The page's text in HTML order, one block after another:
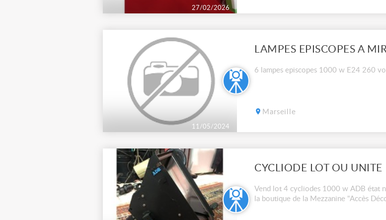
27/02/2026
11/05/2024
LAMPES EPISCOPES A
6 lampes episcopes 1000 w E24 260
Marseille
CYCLIODE LOT OU UNITE
Vend lot 4 cycliodes 1000 w ADB état
la boutique de la Mezzanine "Accès